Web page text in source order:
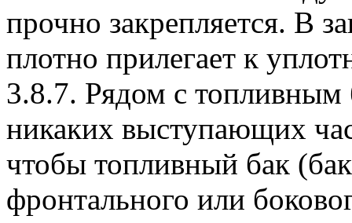
прочно закрепляется. В
плотно прилегает к
3.8.7. Рядом с топливным
никаких выступающих
чтобы топливный бак
фронтального или